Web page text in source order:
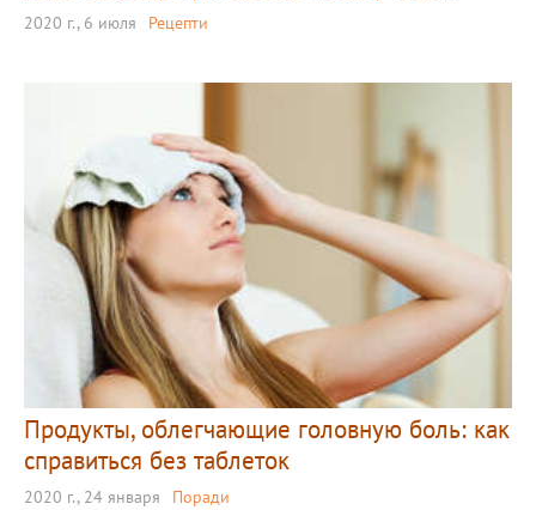
2020 г., 6 июля Рецепти
Продукты, облегчающие головную боль: как
справиться без таблеток
2020 г., 24 января Поради